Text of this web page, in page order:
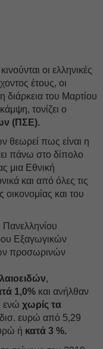
οι ελληνικές
έτους, οι
διάρκεια του Μαρτίου
τονίζει ο
(ΠΣΕ).
θεωρεί πως είναι η
πάνω στο δίπολο
μια Εθνική
και από όλες τις
και του
Εξαγωγικών
προσωρινών
,
1,0% και ανήλθαν
ενώ χωρίς τα
ευρώ από 5,29
ή κατά 3 %.